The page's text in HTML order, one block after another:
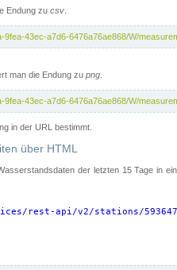
Endung zu csv
43ec-a7d6-6476a76ae868/W/
man die Endung zu png
43ec-a7d6-6476a76ae868/W/
in der URL bestimmt.
über HTML
der letzten 15 Tage in
rest-api/v2/stations/